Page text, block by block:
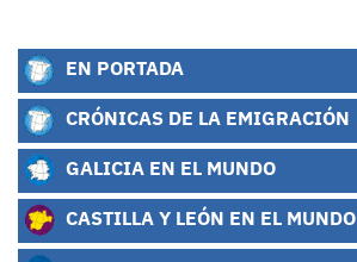
EN PORTADA
CRÓNICAS DE LA EMIGRACIÓN
GALICIA EN EL MUNDO
CASTILLA Y LEÓN EN EL MUNDO